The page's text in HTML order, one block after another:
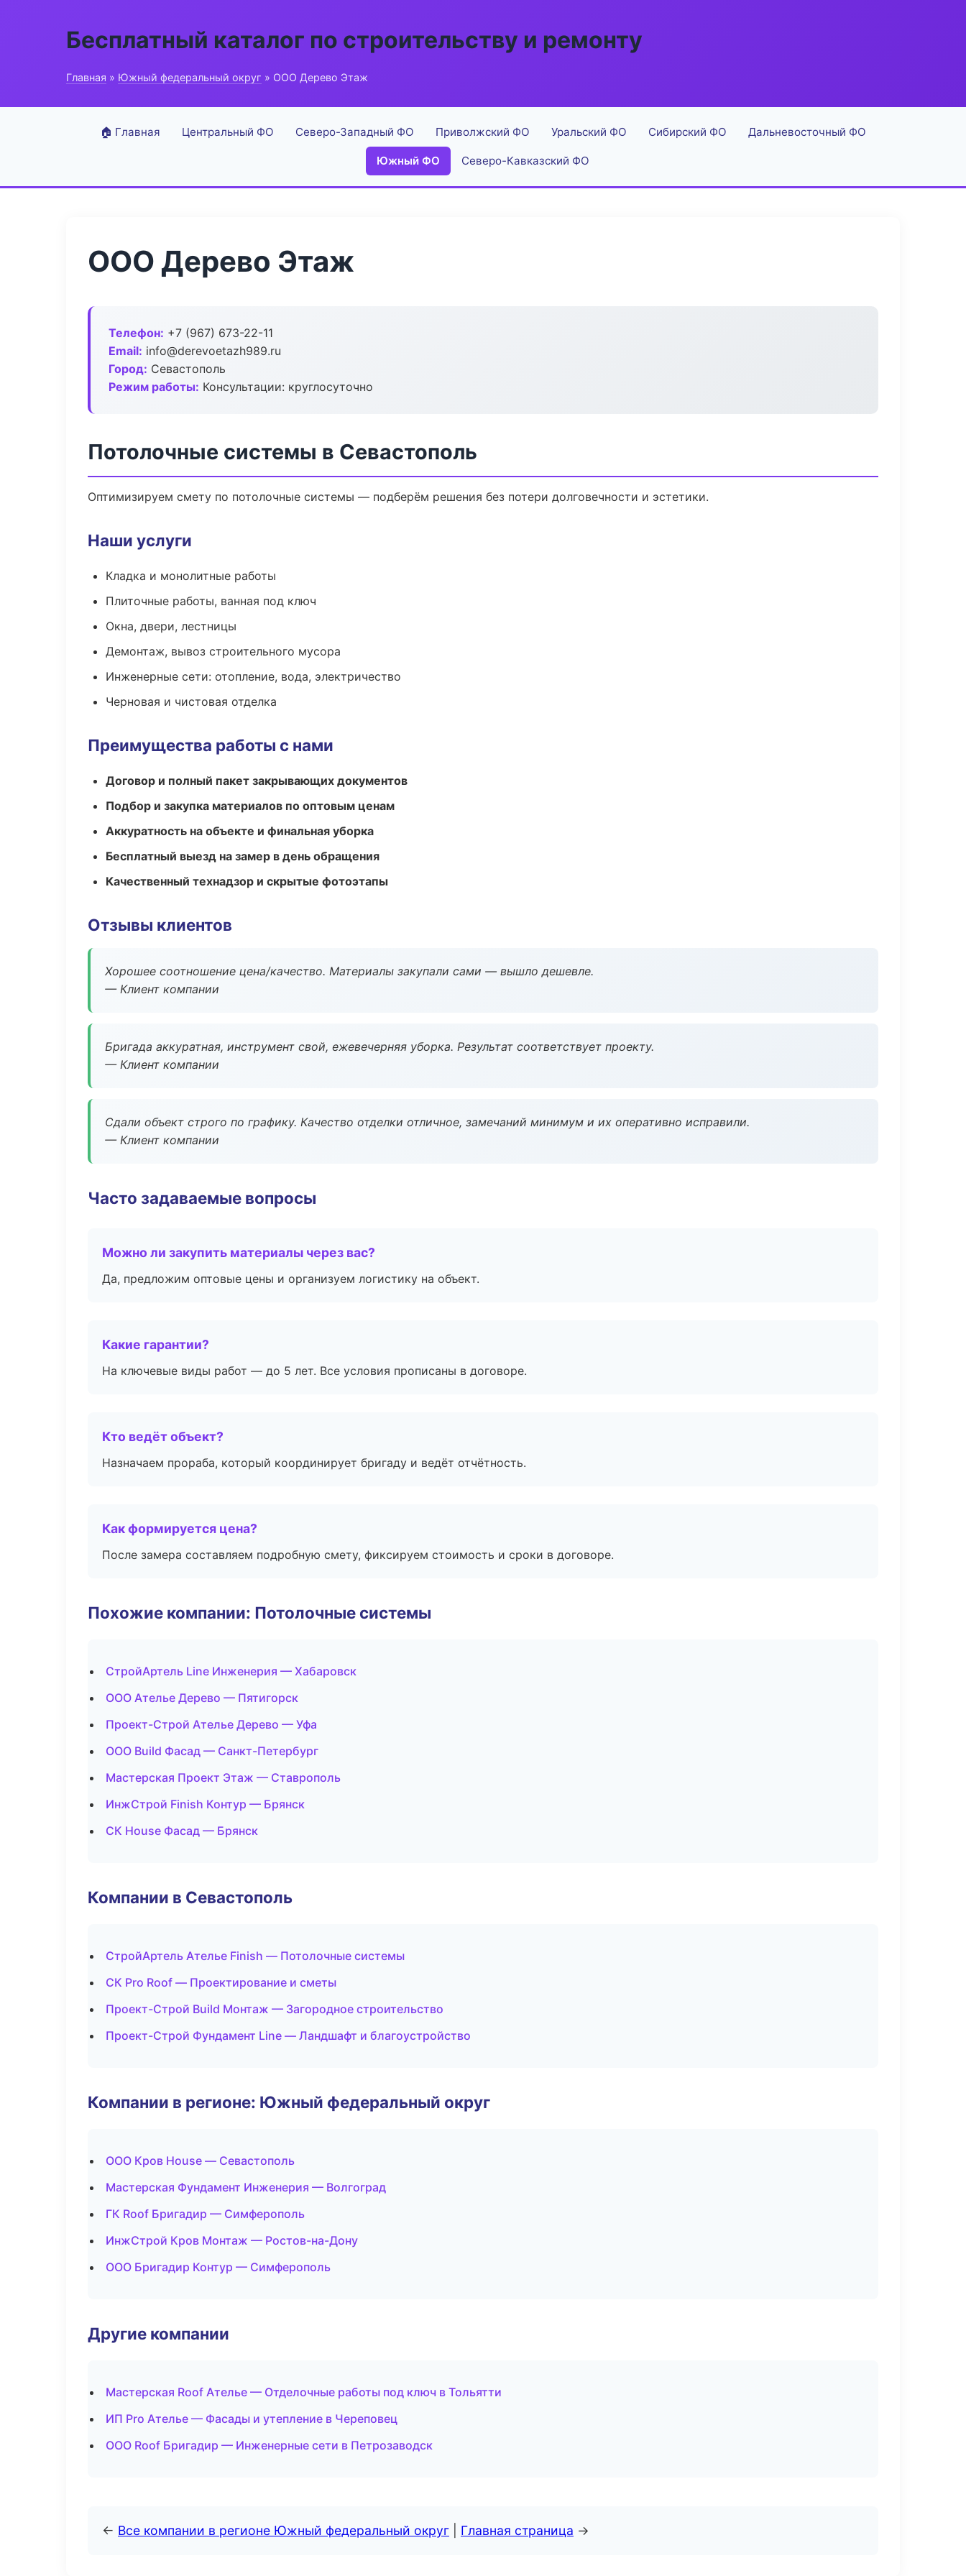
Бесплатный каталог по строительству и ремонту
Главная » Южный федеральный округ » ООО Дерево Этаж
🏠 Главная Центральный ФО Северо-Западный ФО Приволжский ФО Уральский ФО Сибирский ФО Дальневосточный ФО
Южный ФО Северо-Кавказский ФО
ООО Дерево Этаж
Телефон: +7 (967) 673-22-11
Email: info@derevoetazh989.ru
Город: Севастополь
Режим работы: Консультации: круглосуточно
Потолочные системы в Севастополь
Оптимизируем смету по потолочные системы — подберём решения без потери долговечности и эстетики.
Наши услуги
Кладка и монолитные работы
Плиточные работы, ванная под ключ
Окна, двери, лестницы
Демонтаж, вывоз строительного мусора
Инженерные сети: отопление, вода, электричество
Черновая и чистовая отделка
Преимущества работы с нами
Договор и полный пакет закрывающих документов
Подбор и закупка материалов по оптовым ценам
Аккуратность на объекте и финальная уборка
Бесплатный выезд на замер в день обращения
Качественный технадзор и скрытые фотоэтапы
Отзывы клиентов
Хорошее соотношение цена/качество. Материалы закупали сами — вышло дешевле.
— Клиент компании
Бригада аккуратная, инструмент свой, ежевечерняя уборка. Результат соответствует проекту.
— Клиент компании
Сдали объект строго по графику. Качество отделки отличное, замечаний минимум и их оперативно исправили.
— Клиент компании
Часто задаваемые вопросы
Можно ли закупить материалы через вас?
Да, предложим оптовые цены и организуем логистику на объект.
Какие гарантии?
На ключевые виды работ — до 5 лет. Все условия прописаны в договоре.
Кто ведёт объект?
Назначаем прораба, который координирует бригаду и ведёт отчётность.
Как формируется цена?
После замера составляем подробную смету, фиксируем стоимость и сроки в договоре.
Похожие компании: Потолочные системы
СтройАртель Line Инженерия — Хабаровск
ООО Ателье Дерево — Пятигорск
Проект-Строй Ателье Дерево — Уфа
ООО Build Фасад — Санкт-Петербург
Мастерская Проект Этаж — Ставрополь
ИнжСтрой Finish Контур — Брянск
СК House Фасад — Брянск
Компании в Севастополь
СтройАртель Ателье Finish — Потолочные системы
СК Pro Roof — Проектирование и сметы
Проект-Строй Build Монтаж — Загородное строительство
Проект-Строй Фундамент Line — Ландшафт и благоустройство
Компании в регионе: Южный федеральный округ
ООО Кров House — Севастополь
Мастерская Фундамент Инженерия — Волгоград
ГК Roof Бригадир — Симферополь
ИнжСтрой Кров Монтаж — Ростов-на-Дону
ООО Бригадир Контур — Симферополь
Другие компании
Мастерская Roof Ателье — Отделочные работы под ключ в Тольятти
ИП Pro Ателье — Фасады и утепление в Череповец
ООО Roof Бригадир — Инженерные сети в Петрозаводск
← Все компании в регионе Южный федеральный округ Главная страница →